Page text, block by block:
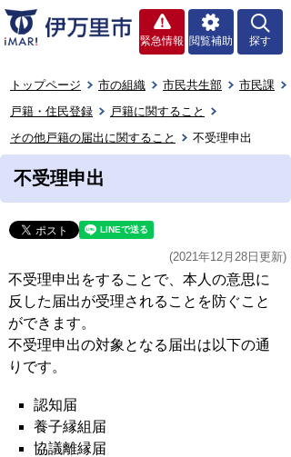
緊急情報 閲覧補助 探す
トップページ 市の組織 市民共生部
市民課
戸籍・住民登録
戸籍に関すること
その他戸籍の届出に関すること
不受理申出
不受理申出
(2021年12月28日更新)
不受理申出をすることで、本人の意思に
反した届出が受理されることを防ぐこと
ができます。
不受理申出の対象となる届出は以下の通
りです。
認知届
養子縁組届
協議離縁届